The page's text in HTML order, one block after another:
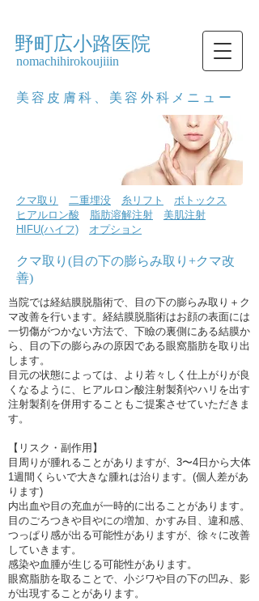
​野町広小路医院
nomachihirokoujiiin
美容皮膚科、美容外科メニュー
クマ取り 二重埋没 糸リフト
ボトックス
ヒアルロン酸
脂肪溶解注射 美肌注射
HIFU(ハイフ)
オプション
​クマ取り(目の下の膨らみ取り+クマ改
善)
当院では経結膜脱脂術で、目の下の膨らみ取り＋ク
マ改善を行います。経結膜脱脂術はお顔の表面には
一切傷がつかない方法で、下瞼の裏側にある結膜か
ら、目の下の膨らみの原因である眼窩脂肪を取り出
します。
目元の状態によっては、より若々しく仕上がりが良
くなるように、ヒアルロン酸注射製剤やハリを出す
注射製剤を併用することもご提案させていただきま
す。
【リスク・副作用】
目周りが腫れることがありますが、3〜4日から大体
1週間くらいで大きな腫れは治ります。(個人差があ
ります)
内出血や目の充血が一時的に出ることがあります。
目のごろつきや目やにの増加、かすみ目、違和感、
つっぱり感が出る可能性がありますが、徐々に改善
していきます。
感染や血腫が生じる可能性があります。
眼窩脂肪を取ることで、小ジワや目の下の凹み、影
が出現することがあります。